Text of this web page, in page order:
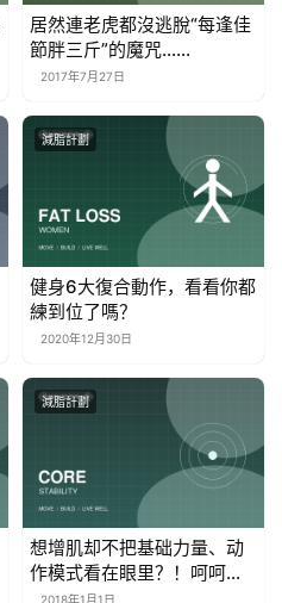
居然連老虎都沒逃脫“每逢佳
節胖三斤”的魔咒……
2017年7月27日
減脂計劃
健身6大復合動作，看看你都
練到位了嗎？
2020年12月30日
減脂計劃
想增肌却不把基础力量、动
作模式看在眼里？！呵呵
哒……
2018年1月1日